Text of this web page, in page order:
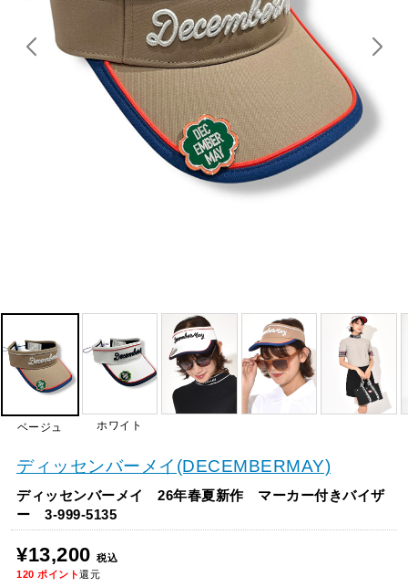
ベージュ ホワイト
ディッセンバーメイ(DECEMBERMAY)
ディッセンバーメイ 26年春夏新作 マーカー付きバイザ
ー 3-999-5135
¥13,200 税込
120 ポイント還元